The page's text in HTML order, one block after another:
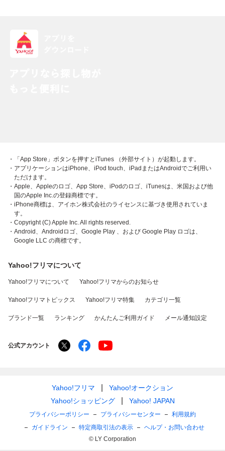
・「App Store」ボタンを押すとiTunes （外部サイト）が起動します。
・アプリケーションはiPhone、iPod touch、iPadまたはAndroidでご利用い
ただけます。
・Apple、Appleのロゴ、App Store、iPodのロゴ、iTunesは、米国および他
国のApple Inc.の登録商標です。
・iPhone商標は、アイホン株式会社のライセンスに基づき使用されていま
す。
・Copyright (C) Apple Inc. All rights reserved.
・Android、Androidロゴ、Google Play 、および Google Play ロゴは、
Google LLC の商標です。
Yahoo!フリマについて
Yahoo!フリマについて Yahoo!フリマからのお知らせ
Yahoo!フリマトピックス Yahoo!フリマ特集 カテゴリ一覧
ブランド一覧 ランキング かんたんご利用ガイド メール通知設定
公式アカウント
Yahoo!フリマ
Yahoo!オークション
Yahoo!ショッピング
Yahoo! JAPAN
プライバシーポリシー プライバシーセンター
利用規約
ガイドライン
特定商取引法の表示
ヘルプ・お問い合わせ
© LY Corporation